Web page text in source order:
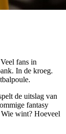
fans in
In de kroeg.
de uitslag van
fantasy
wint? Hoeveel